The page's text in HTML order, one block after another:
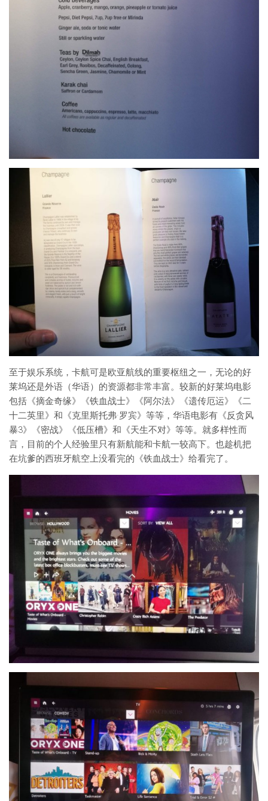
至于娱乐系统，卡航可是欧亚航线的重要枢纽之一，无论的好
莱坞还是外语（华语）的资源都非常丰富。较新的好莱坞电影
包括《摘金奇缘》《铁血战士》《阿尔法》《遗传厄运》《二
十二英里》和《克里斯托弗·罗宾》等等，华语电影有《反贪风
暴3》《密战》《低压槽》和《天生不对》等等。就多样性而
言，目前的个人经验里只有新航能和卡航一较高下。也趁机把
在坑爹的西班牙航空上没看完的《铁血战士》给看完了。